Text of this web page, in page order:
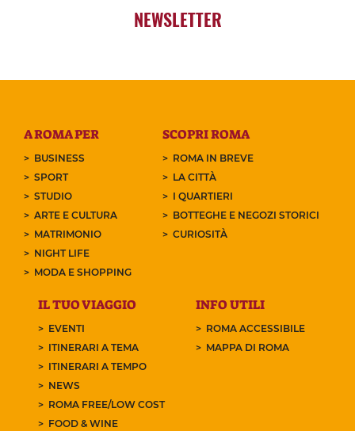
NEWSLETTER
A ROMA PER
BUSINESS
SPORT
STUDIO
ARTE E CULTURA
MATRIMONIO
NIGHT LIFE
MODA E SHOPPING
SCOPRI ROMA
ROMA IN BREVE
LA CITTÀ
I QUARTIERI
BOTTEGHE E NEGOZI STORICI
CURIOSITÀ
IL TUO VIAGGIO
EVENTI
ITINERARI A TEMA
ITINERARI A TEMPO
NEWS
ROMA FREE/LOW COST
FOOD & WINE
INFO UTILI
ROMA ACCESSIBILE
MAPPA DI ROMA